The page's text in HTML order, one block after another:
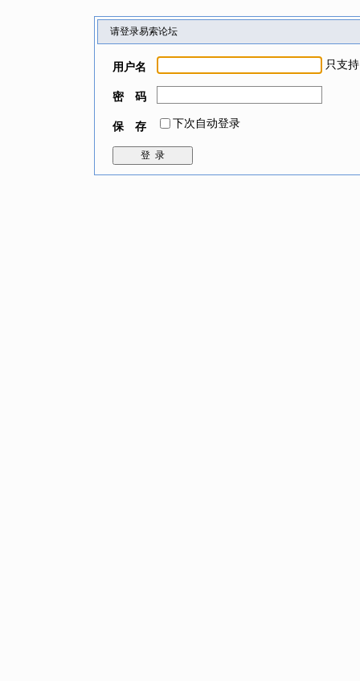
请登录易索论坛
用户名 只支
密 码
保 存 下次自动登录